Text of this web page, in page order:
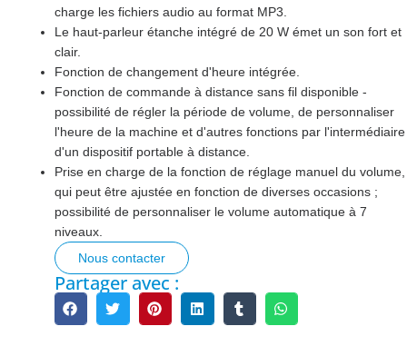
charge les fichiers audio au format MP3.
Le haut-parleur étanche intégré de 20 W émet un son fort et
clair.
Fonction de changement d'heure intégrée.
Fonction de commande à distance sans fil disponible -
possibilité de régler la période de volume, de personnaliser
l'heure de la machine et d'autres fonctions par l'intermédiaire
d'un dispositif portable à distance.
Prise en charge de la fonction de réglage manuel du volume,
qui peut être ajustée en fonction de diverses occasions ;
possibilité de personnaliser le volume automatique à 7
niveaux.
Nous contacter
Partager avec :